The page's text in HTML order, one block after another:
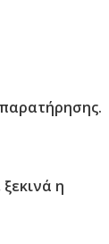
η